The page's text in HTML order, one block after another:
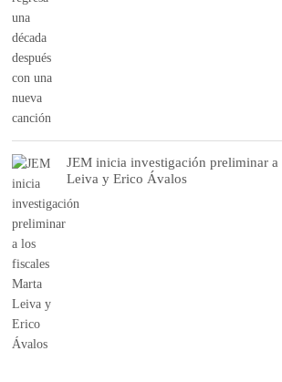
JEM inicia investigación preliminar a
Leiva y Erico Ávalos